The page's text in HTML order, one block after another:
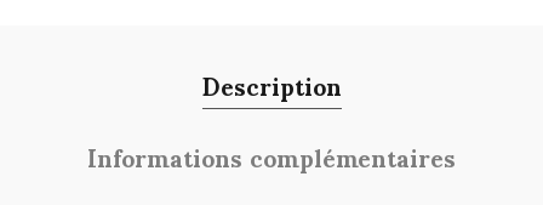
Description
Informations complémentaires